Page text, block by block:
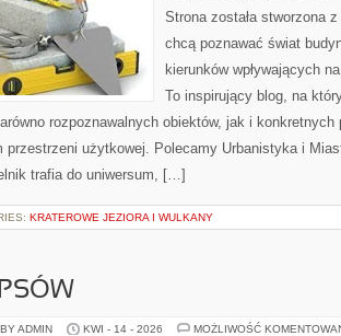
Strona została stworzona
chcą poznawać świat
kierunków wpływających
To inspirujący blog, na
rozpoznawalnych obiektów, jak i konkretnych
przestrzeni użytkowej. Polecamy Urbanistyka i
trafia do uniwersum, […]
KRATEROWE JEZIORA I WULKANY
ADMIN KWI - 14 - 2026 MOŻLIWOŚĆ